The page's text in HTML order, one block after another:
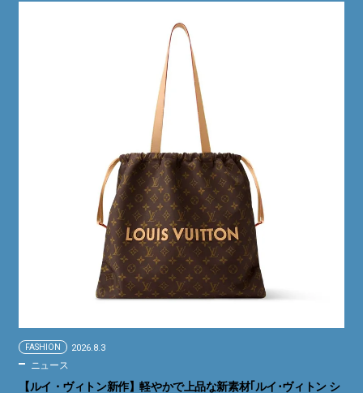
FASHION 2026.8.3
ニュース
【ルイ・ヴィトン新作】軽やかで上品な新素材｢ルイ･ヴィトン シ